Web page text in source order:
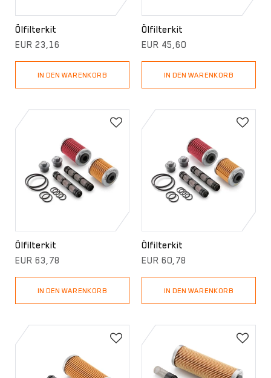
Ölfilterkit
EUR 23,16
IN DEN WARENKORB
Ölfilterkit
EUR 45,60
IN DEN WARENKORB
Ölfilterkit
EUR 63,78
IN DEN WARENKORB
Ölfilterkit
EUR 60,78
IN DEN WARENKORB